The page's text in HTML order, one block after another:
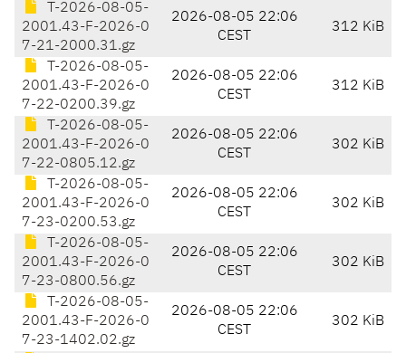
T-2026-08-05-
2001.43-F-2026-0
7-21-2000.31.gz
2026-08-05 22:06
CEST
312 KiB
T-2026-08-05-
2001.43-F-2026-0
7-22-0200.39.gz
2026-08-05 22:06
CEST
312 KiB
T-2026-08-05-
2001.43-F-2026-0
7-22-0805.12.gz
2026-08-05 22:06
CEST
302 KiB
T-2026-08-05-
2001.43-F-2026-0
7-23-0200.53.gz
2026-08-05 22:06
CEST
302 KiB
T-2026-08-05-
2001.43-F-2026-0
7-23-0800.56.gz
2026-08-05 22:06
CEST
302 KiB
T-2026-08-05-
2001.43-F-2026-0
7-23-1402.02.gz
2026-08-05 22:06
CEST
302 KiB